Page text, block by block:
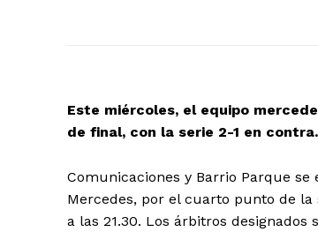
Este miércoles, el equipo
de final, con la serie 2-1 en contra.
Comunicaciones y Barrio Parque
Mercedes, por el cuarto punto de
a las 21.30. Los árbitros